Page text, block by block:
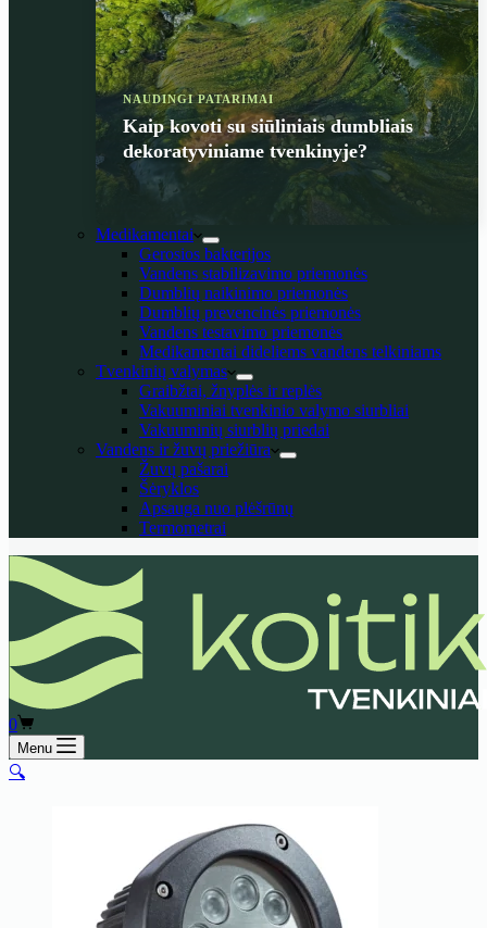
NAUDINGI PATARIMAI
Kaip kovoti su siūliniais dumbliais
dekoratyviniame tvenkinyje?
Medikamentai
Gerosios bakterijos
Vandens stabilizavimo priemonės
Dumblių naikinimo priemonės
Dumblių prevencinės priemonės
Vandens testavimo priemonės
Medikamentai dideliems vandens telkiniams
Tvenkinių valymas
Graibžtai, žnyplės ir replės
Vakuuminiai tvenkinio valymo siurbliai
Vakuuminių siurblių priedai
Vandens ir žuvų priežiūra
Žuvų pašarai
Šėryklos
Apsauga nuo plėšrūnų
Termometrai
Shopping
cart
0
Menu
🔍